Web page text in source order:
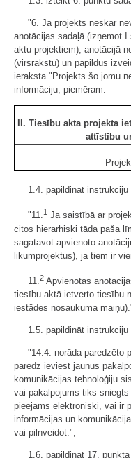
"6. Ja projekts neskar
anotācijas sadaļā (izņemot
aktu projektiem), anotācijā
(virsrakstu) un papildus
ieraksta "Projekts šo jomu
informāciju, piemēram:
II. Tiesību akta projekta
attīstību
1.4. papildināt instrukciju
"11.1 Ja saistībā ar
citos hierarhiski tāda paša
sagatavot apvienoto
likumprojektus), ja tiem ir
11. 2 Apvienotās
tiesību aktā ietverto tiesību
iestādes nosaukuma
1.5. papildināt
"14.4. norāda paredzēto
paredz ieviest jaunus
komunikācijas tehnoloģiju
vai pakalpojums tiks
pieejams elektroniski, vai ir
informācijas un
vai pilnveidot.";
1.6. papildināt 17.